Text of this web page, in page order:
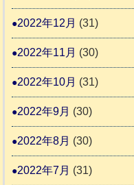
2022年12月 (31)
2022年11月 (30)
2022年10月 (31)
2022年9月 (30)
2022年8月 (30)
2022年7月 (31)